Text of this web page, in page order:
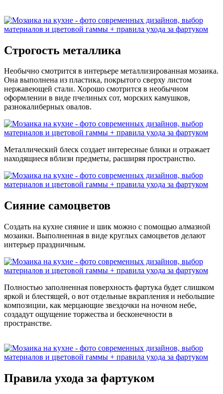
Строгость металлика
Необычно смотрится в интерьере металлизированная мозаика.
Она выполнена из пластика, покрытого сверху листом
нержавеющей стали. Хорошо смотрится в необычном
оформлении в виде пчелиных сот, морских камушков,
разнокалиберных овалов.
Металлический блеск создает интересные блики и отражает
находящиеся вблизи предметы, расширяя пространство.
Сияние самоцветов
Создать на кухне сияние и шик можно с помощью алмазной
мозаики. Выполненная в виде круглых самоцветов делают
интерьер праздничным.
Полностью заполненная поверхность фартука будет слишком
яркой и блестящей, о вот отдельные вкрапления и небольшие
композиции, как мерцающие звездочки на ночном небе,
создадут ощущение торжества и бесконечности в
пространстве.
Правила ухода за фартуком